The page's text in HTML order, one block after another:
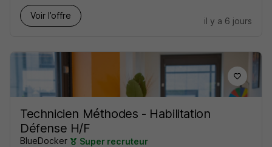
Voir l’offre
il y a 6 jours
Technicien Méthodes - Habilitation
Défense H/F
BlueDocker Super recruteur